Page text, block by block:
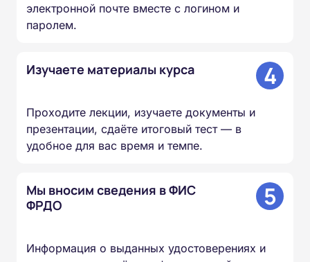
электронной почте вместе с логином и
паролем.
Изучаете материалы курса 4
Проходите лекции, изучаете документы и
презентации, сдаёте итоговый тест — в
удобное для вас время и темпе.
Мы вносим сведения в ФИС
ФРДО
5
Информация о выданных удостоверениях и